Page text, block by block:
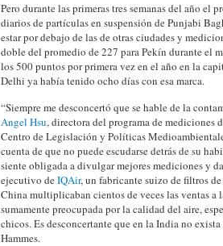
Pero durante las primeras tres semanas del año el
diarios de partículas en suspensión de Punjabi
estar por debajo de las de otras ciudades y
doble del promedio de 227 para Pekín durante el
los 500 puntos por primera vez en el año en la
Delhi ya había tenido ocho días con esa marca.
“Siempre me desconcertó que se hable de la
Angel Hsu, directora del programa de mediciones
Centro de Legislación y Políticas
cuenta de que no puede escudarse detrás de su
siente obligada a divulgar mejores mediciones y
ejecutivo deIQAir, un fabricante suizo de filtros
China multiplicaban cientos de veces las ventas a
sumamente preocupada por la calidad del aire,
chicos. Es desconcertante que en la India no
Hammes.